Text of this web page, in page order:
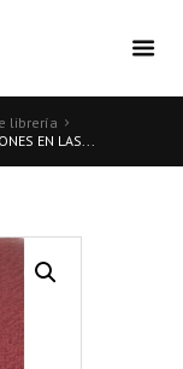
librería
EN LAS...